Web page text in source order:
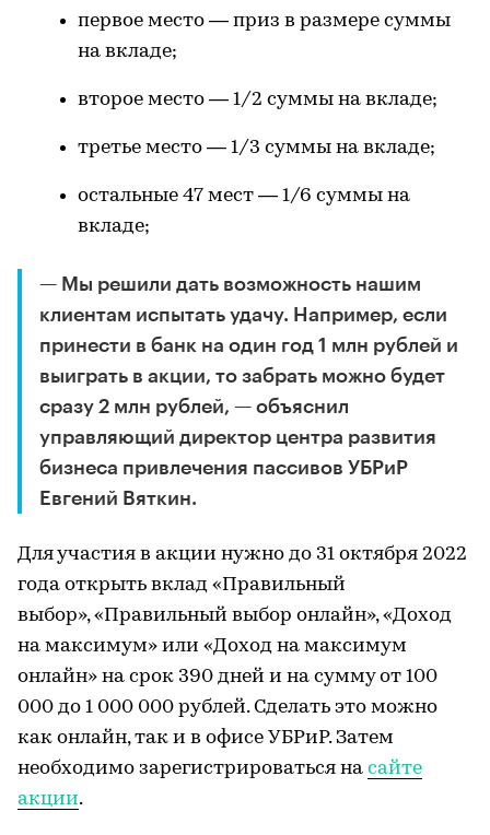
первое место — приз в размере суммы
на вкладе;
второе место — 1/2 суммы на вкладе;
третье место — 1/3 суммы на вкладе;
остальные 47 мест — 1/6 суммы на
вкладе;
— Мы решили дать возможность нашим
клиентам испытать удачу. Например, если
принести в банк на один год 1 млн рублей и
выиграть в акции, то забрать можно будет
сразу 2 млн рублей, — объяснил
управляющий директор центра развития
бизнеса привлечения пассивов УБРиР
Евгений Вяткин.
Для участия в акции нужно до 31 октября 2022
года открыть вклад «Правильный
выбор», «Правильный выбор онлайн», «Доход
на максимум» или «Доход на максимум
онлайн» на срок 390 дней и на сумму от 100
000 до 1 000 000 рублей. Сделать это можно
как онлайн, так и в офисе УБРиР. Затем
необходимо зарегистрироваться на сайте
акции.